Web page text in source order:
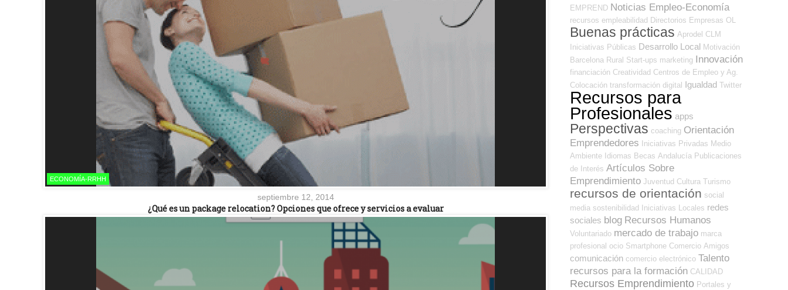
ECONOMÍA-RRHH
septiembre 12, 2014
¿Qué es un package relocation? Opciones que ofrece y servicios a evaluar
EMPREND Noticias Empleo-Economía
recursos empleabilidad Directorios Empresas OL
Buenas prácticas Aprodel CLM
Iniciativas Públicas Desarrollo Local Motivación
Barcelona Rural Start-ups marketing Innovación
financiación Creatividad Centros de Empleo y Ag.
Colocación transformación digital Igualdad Twitter
Recursos para
Profesionales apps
Perspectivas coaching Orientación
Emprendedores
Iniciativas Privadas Medio
Ambiente Idiomas Becas Andalucía Publicaciones
de Interés Artículos Sobre
Emprendimiento Juventud Cultura Turismo
recursos de orientación social
media sostenibilidad Iniciativas Locales redes
sociales blog Recursos Humanos
Voluntariado mercado de trabajo marca
profesional ocio Smartphone Comercio Amigos
comunicación comercio electrónico Talento
recursos para la formación CALIDAD
Recursos Emprendimiento Portales y